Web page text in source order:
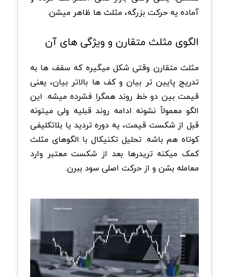
آماده یه حرکت بزرگه، مثلث ها ظاهر میشن.
‏الگوی مثلث متقارن و ویژگی های آن
مثلث متقارن وقتی شکل میگیره که سقف ها به
تدریج پایین تر بیان و کف ها بالاتر بیان، یعنی
قیمت بین دو خط روند همگرا فشرده میشه. این
الگو معمولاً نشونه ادامه روند قبلیه ولی میتونه
قبل از شکست قیمت، یه دوره تردید یا بلاتکلیفی
کوتاه هم باشه. تحلیل تکنیکال با الگوهای مثلث
کمک میکنه تریدرها بعد از شکست معتبر وارد
معامله بشن و از حرکت اصلی سود ببرن.